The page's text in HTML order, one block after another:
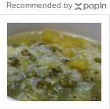
Recommended by